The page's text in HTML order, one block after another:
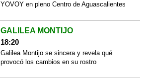
YOVOY en pleno Centro de Aguascalientes
GALILEA MONTIJO
18:20
Galilea Montijo se sincera y revela qué
provocó los cambios en su rostro